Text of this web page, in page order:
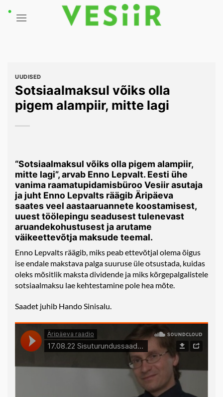
UUDISED
Sotsiaalmaksul võiks olla
pigem alampiir, mitte lagi
“Sotsiaalmaksul võiks olla pigem alampiir,
mitte lagi”, arvab Enno Lepvalt. Eesti ühe
vanima raamatupidamisbüroo Vesiir asutaja
ja juht Enno Lepvalts räägib Äripäeva
saatesveel aastaaruannete koostamisest,
uuest töölepingu seadusest tulenevast
aruandekohustusest ja arutame
väikeettevõtja maksude teemal.
Enno Lepvalts räägib, miks peab ettevõtjal olema õigus
ise endale makstava palga suuruse üle otsustada, kuidas
oleks mõsitlik maksta dividende ja miks kõrgepalgalistele
sotsiaalmaksu lae kehtestamine pole hea mõte.
Saadet juhib Hando Sinisalu.